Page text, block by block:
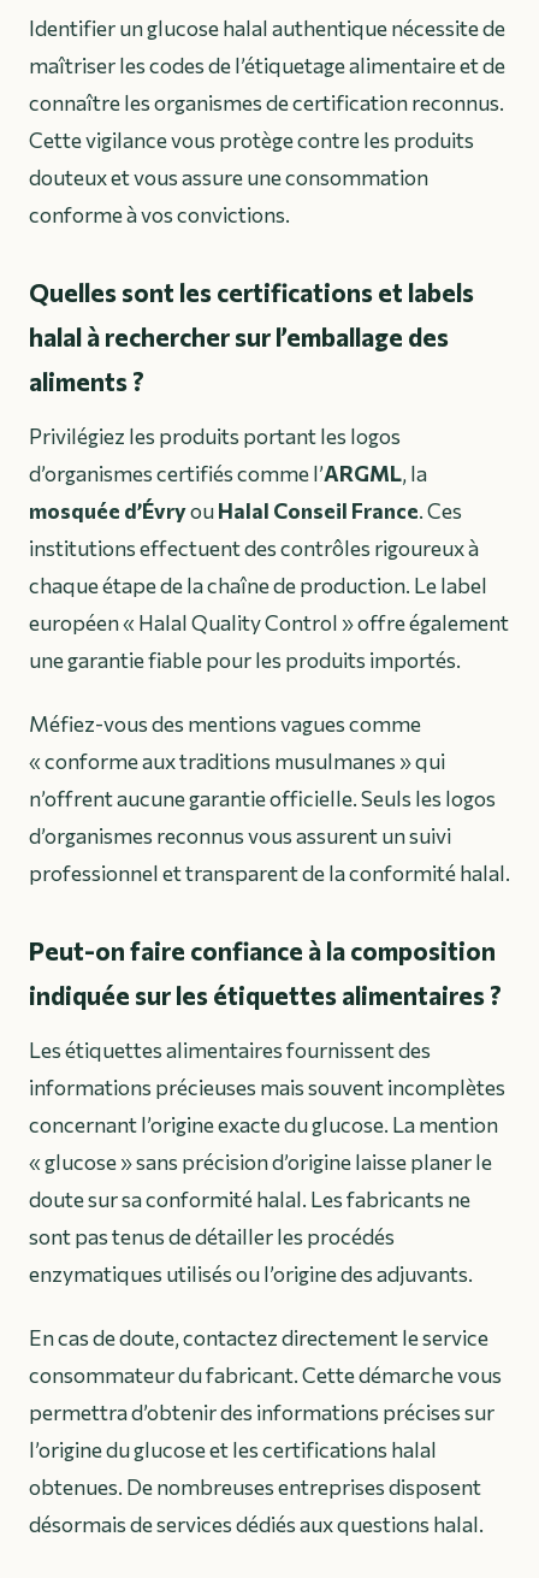
Identifier un glucose halal authentique nécessite de
maîtriser les codes de l’étiquetage alimentaire et de
connaître les organismes de certification reconnus.
Cette vigilance vous protège contre les produits
douteux et vous assure une consommation
conforme à vos convictions.
Quelles sont les certifications et labels
halal à rechercher sur l’emballage des
aliments ?
Privilégiez les produits portant les logos
d’organismes certifiés comme l’ARGML, la
mosquée d’ÉvryouHalal Conseil France. Ces
institutions effectuent des contrôles rigoureux à
chaque étape de la chaîne de production. Le label
européen « Halal Quality Control » offre également
une garantie fiable pour les produits importés.
Méfiez-vous des mentions vagues comme
« conforme aux traditions musulmanes » qui
n’offrent aucune garantie officielle. Seuls les logos
d’organismes reconnus vous assurent un suivi
professionnel et transparent de la conformité halal.
Peut-on faire confiance à la composition
indiquée sur les étiquettes alimentaires ?
Les étiquettes alimentaires fournissent des
informations précieuses mais souvent incomplètes
concernant l’origine exacte du glucose. La mention
« glucose » sans précision d’origine laisse planer le
doute sur sa conformité halal. Les fabricants ne
sont pas tenus de détailler les procédés
enzymatiques utilisés ou l’origine des adjuvants.
En cas de doute,contactez directement le service
consommateurdu fabricant. Cette démarche vous
permettra d’obtenir des informations précises sur
l’origine du glucose et les certifications halal
obtenues. De nombreuses entreprises disposent
désormais de services dédiés aux questions halal.